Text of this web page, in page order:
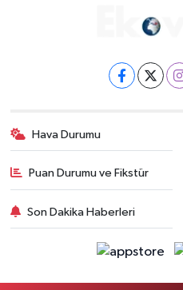
Hava Durumu
Puan Durumu ve Fikstür
Son Dakika Haberleri